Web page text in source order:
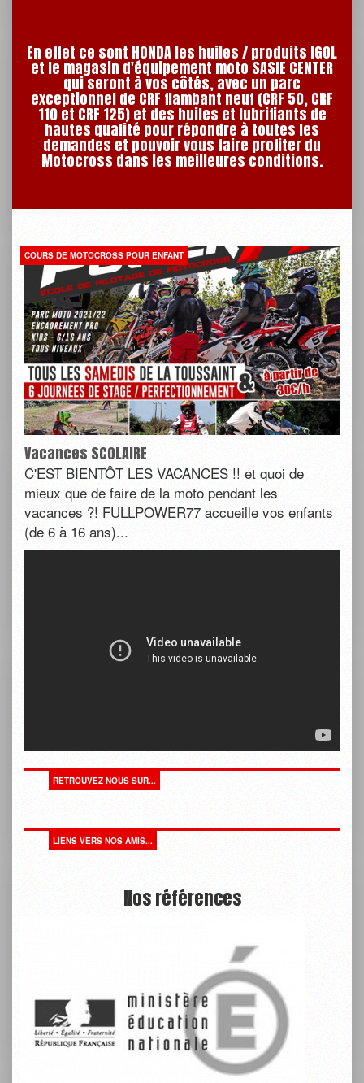
En effet ce sont HONDA les huiles / produits IGOL
et le magasin d'équipement moto SASIE CENTER
qui seront à vos côtés, avec un parc
exceptionnel de CRF flambant neuf (CRF 50, CRF
110 et CRF 125) et des huiles et lubrifiants de
hautes qualité pour répondre à toutes les
demandes et pouvoir vous faire profiter du
Motocross dans les meilleures conditions.
COURS DE MOTOCROSS POUR ENFANT
Vacances SCOLAIRE
C'EST BIENTÔT LES VACANCES !! et quoi de
mieux que de faire de la moto pendant les
vacances ?! FULLPOWER77 accueille vos enfants
(de 6 à 16 ans)...
RETROUVEZ NOUS SUR...
LIENS VERS NOS AMIS...
Nos références